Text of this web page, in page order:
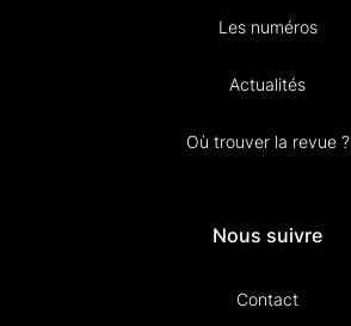
Les numéros
Actualités
Où trouver la revue ?
Nous suivre
Contact